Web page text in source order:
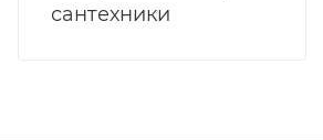
сантехники